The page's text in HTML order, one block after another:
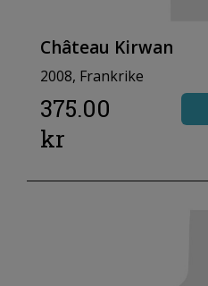
Château Kirwan
2008, Frankrike
375.00
kr